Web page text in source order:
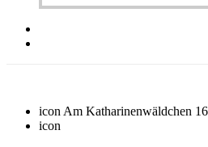
icon Am Katharinenwäldchen
icon